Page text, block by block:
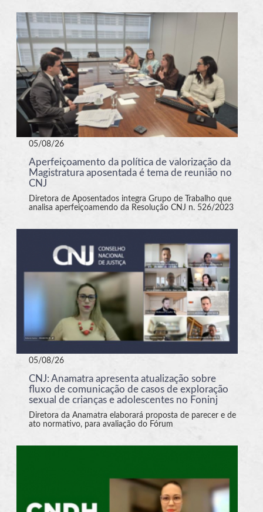
05/08/26
Aperfeiçoamento da política de valorização da
Magistratura aposentada é tema de reunião no
CNJ
Diretora de Aposentados integra Grupo de Trabalho que
analisa aperfeiçoamendo da Resolução CNJ n. 526/2023
05/08/26
CNJ: Anamatra apresenta atualização sobre
fluxo de comunicação de casos de exploração
sexual de crianças e adolescentes no Foninj
Diretora da Anamatra elaborará proposta de parecer e de
ato normativo, para avaliação do Fórum